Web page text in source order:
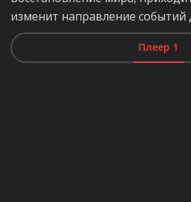
изменит направление событий
Плеер 1